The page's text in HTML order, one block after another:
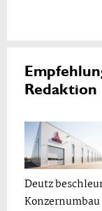
Redaktion
Deutz
Konzernumbau